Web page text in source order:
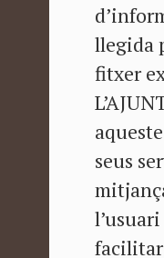
llegida
fitxer
seus
facilitar